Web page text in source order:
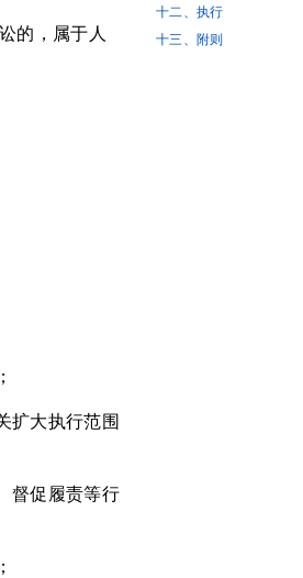
的，属于人
扩大执行范围
督促履责等行
十二、执行
十三、附则